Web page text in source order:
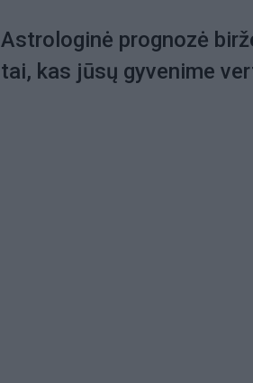
Astrologinė prognozė
tai, kas jūsų gyvenime